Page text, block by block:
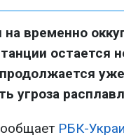
на временно
остается
угроза
РБК-